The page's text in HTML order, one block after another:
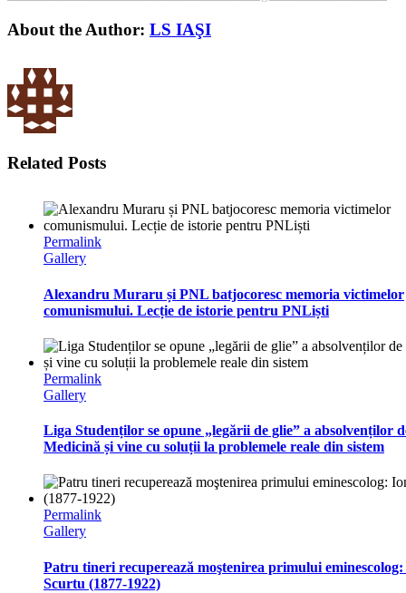
About the Author: LS IAŞI
Related Posts
Permalink
Gallery
Alexandru Muraru și PNL batjocoresc memoria victimelor
comunismului. Lecție de istorie pentru PNLiști
Permalink
Gallery
Liga Studenților se opune „legării de glie” a absolvenților
Medicină și vine cu soluții la problemele reale din sistem
Permalink
Gallery
Patru tineri recuperează moştenirea primului
Scurtu (1877-1922)